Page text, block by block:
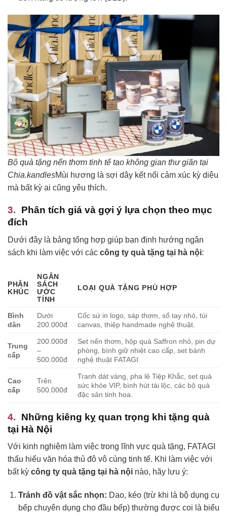
Bộ quà tặng nến thơm tinh tế tạo không gian thư giãn tại
Chia.kandlesMùi hương là sợi dây kết nối cảm xúc kỳ diệu
mà bất kỳ ai cũng yêu thích.
Phân tích giá và gợi ý lựa chọn theo mục
đích
Dưới đây là bảng tổng hợp giúp bạn định hướng ngân
sách khi làm việc với các công ty quà tặng tại hà nội:
PHÂN
KHÚC
NGÂN
SÁCH
ƯỚC
TÍNH
LOẠI QUÀ TẶNG PHÙ HỢP
Bình
dân
Dưới
200.000đ
Cốc sứ in logo, sáp thơm, sổ tay nhỏ, túi
canvas, thiệp handmade nghệ thuật.
Trung
cấp
200.000đ
–
500.000đ
Set nến thơm, hộp quà Saffron nhỏ, pin dự
phòng, bình giữ nhiệt cao cấp, set bánh
nghệ thuật FATAGI.
Cao
cấp
Trên
500.000đ
Tranh dát vàng, pha lê Tiệp Khắc, set quà
sức khỏe VIP, bình hút tài lộc, các bộ quà
đặc sản tinh hoa.
Những kiêng kỵ quan trọng khi tặng quà
tại Hà Nội
Với kinh nghiệm làm việc trong lĩnh vực quà tặng, FATAGI
thấu hiểu văn hóa thủ đô vô cùng tinh tế. Khi làm việc với
bất kỳ công ty quà tặng tại hà nội nào, hãy lưu ý:
Tránh đồ vật sắc nhọn: Dao, kéo (trừ khi là bộ dụng cụ
bếp chuyên dụng cho đầu bếp) thường được coi là biểu